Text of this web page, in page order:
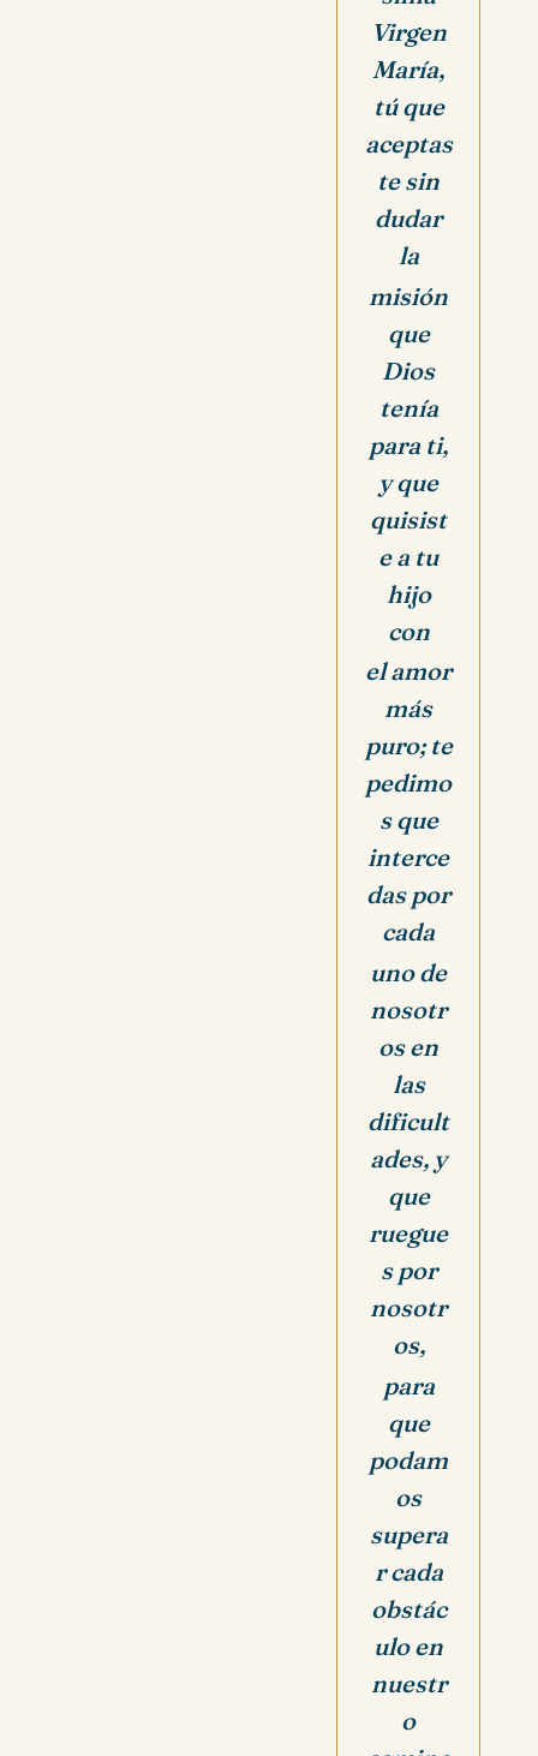
Virgen
María,
tú que
aceptas
te sin
dudar
la
misión
que
Dios
tenía
para ti,
y que
quisist
e a tu
hijo
con
el amor
más
puro; te
pedimo
s que
interce
das por
cada
uno de
nosotr
os en
las
dificult
ades, y
que
ruegue
s por
nosotr
os,
para
que
podam
os
supera
r cada
obstác
ulo en
nuestr
o